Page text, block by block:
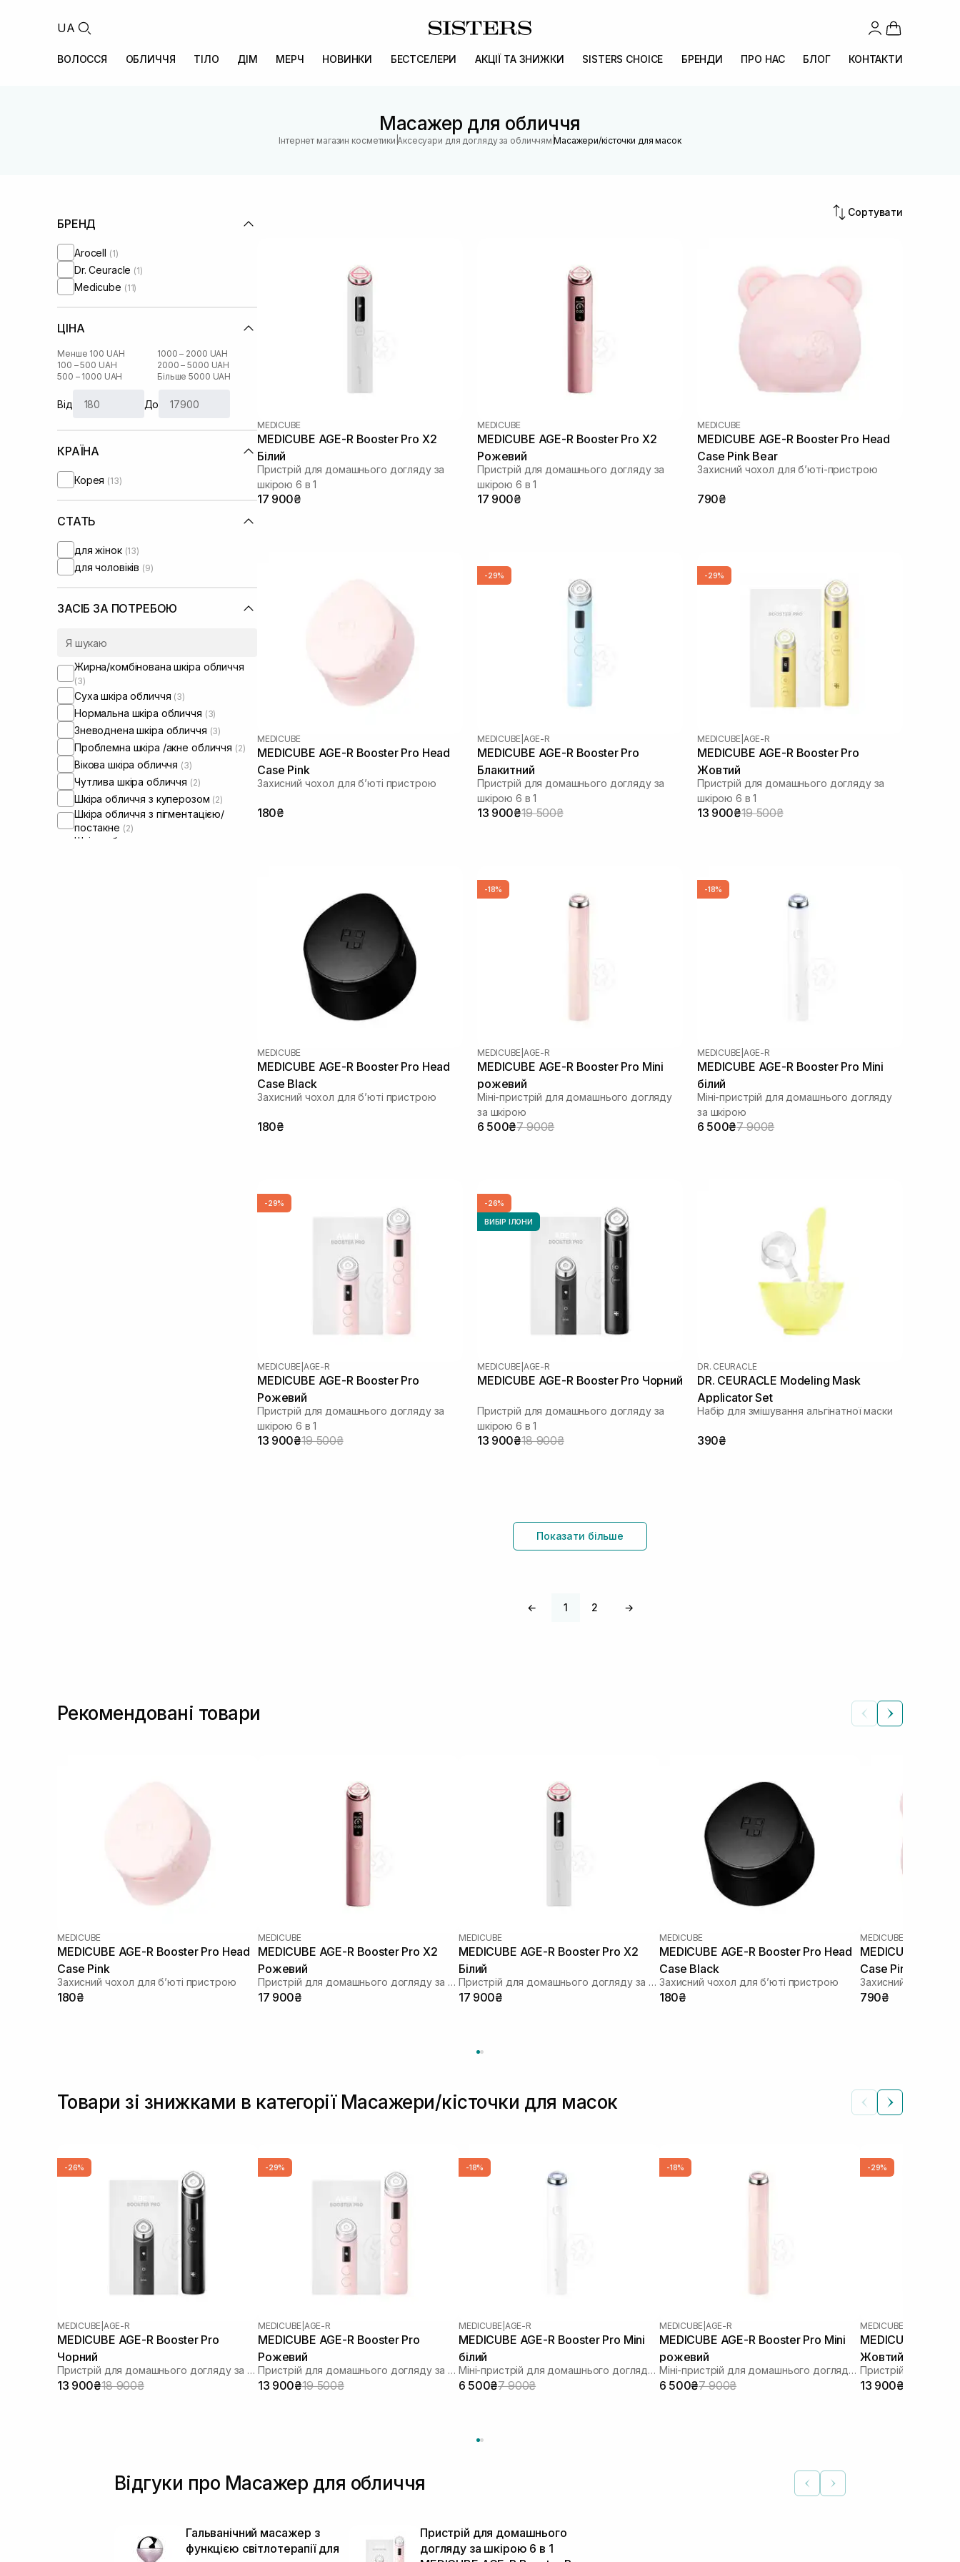
UA
ВОЛОССЯ ОБЛИЧЧЯ ТІЛО ДІМ МЕРЧ НОВИНКИ БЕСТСЕЛЕРИ АКЦІЇ ТА ЗНИЖКИ SISTERS CHOICE БРЕНДИ ПРО НАС БЛОГ КОНТАКТИ
Масажер для обличчя
Інтернет магазин косметики |Аксесуари для догляду за обличчям |Масажери/кісточки для масок
БРЕНД
Arocell (1)
Dr. Ceuracle (1)
Medicube (11)
ЦІНА
Менше 100 UAH
100 – 500 UAH
500 – 1000 UAH
1000 – 2000 UAH
2000 – 5000 UAH
Більше 5000 UAH
Від До
КРАЇНА
Корея (13)
СТАТЬ
для жінок (13)
для чоловіків (9)
ЗАСІБ ЗА ПОТРЕБОЮ
Жирна/комбінована шкіра обличчя
(3)
Суха шкіра обличчя (3)
Нормальна шкіра обличчя (3)
Зневоднена шкіра обличчя (3)
Проблемна шкіра /акне обличчя (2)
Вікова шкіра обличчя (3)
Чутлива шкіра обличчя (2)
Шкіра обличчя з куперозом (2)
Шкіра обличчя з пігментацією/
постакне (2)
Шкіра обличчя з розширеними
Сортувати
MEDICUBE
MEDICUBE AGE-R Booster Pro X2
Білий
Пристрій для домашнього догляду за
шкірою 6 в 1
17 900₴
MEDICUBE
MEDICUBE AGE-R Booster Pro X2
Рожевий
Пристрій для домашнього догляду за
шкірою 6 в 1
17 900₴
MEDICUBE
MEDICUBE AGE-R Booster Pro Head
Case Pink Bear
Захисний чохол для бʼюті-пристрою
790₴
MEDICUBE
MEDICUBE AGE-R Booster Pro Head
Case Pink
Захисний чохол для бʼюті пристрою
180₴
-29%
MEDICUBE AGE-R
MEDICUBE AGE-R Booster Pro
Блакитний
Пристрій для домашнього догляду за
шкірою 6 в 1
13 900₴19 500₴
-29%
MEDICUBE AGE-R
MEDICUBE AGE-R Booster Pro
Жовтий
Пристрій для домашнього догляду за
шкірою 6 в 1
13 900₴19 500₴
MEDICUBE
MEDICUBE AGE-R Booster Pro Head
Case Black
Захисний чохол для бʼюті пристрою
180₴
-18%
MEDICUBE AGE-R
MEDICUBE AGE-R Booster Pro Mini
рожевий
Міні-пристрій для домашнього догляду
за шкірою
6 500₴7 900₴
-18%
MEDICUBE AGE-R
MEDICUBE AGE-R Booster Pro Mini
білий
Міні-пристрій для домашнього догляду
за шкірою
6 500₴7 900₴
-29%
MEDICUBE AGE-R
MEDICUBE AGE-R Booster Pro
Рожевий
Пристрій для домашнього догляду за
шкірою 6 в 1
13 900₴19 500₴
-26%
ВИБІР ІЛОНИ
MEDICUBE AGE-R
MEDICUBE AGE-R Booster Pro Чорний
Пристрій для домашнього догляду за
шкірою 6 в 1
13 900₴18 900₴
DR. CEURACLE
DR. CEURACLE Modeling Mask
Applicator Set
Набір для змішування альгінатної маски
390₴
Показати більше
← 1 2 →
Рекомендовані товари
MEDICUBE
MEDICUBE AGE-R Booster Pro Head
Case Pink
Захисний чохол для бʼюті пристрою
180₴
MEDICUBE
MEDICUBE AGE-R Booster Pro X2
Рожевий
Пристрій для домашнього догляду за шкірою 6 в 1
17 900₴
MEDICUBE
MEDICUBE AGE-R Booster Pro X2
Білий
Пристрій для домашнього догляду за шкірою 6 в 1
17 900₴
MEDICUBE
MEDICUBE AGE-R Booster Pro Head
Case Black
Захисний чохол для бʼюті пристрою
180₴
MEDICUBE
MEDICUBE AGE-
Case Pink Bear
Захисний чохол
790₴
Товари зі знижками в категорії Масажери/кісточки для масок
-26%
MEDICUBE AGE-R
MEDICUBE AGE-R Booster Pro
Чорний
Пристрій для домашнього догляду за шкірою 6 в 1
13 900₴18 900₴
-29%
MEDICUBE AGE-R
MEDICUBE AGE-R Booster Pro
Рожевий
Пристрій для домашнього догляду за шкірою 6 в 1
13 900₴19 500₴
-18%
MEDICUBE AGE-R
MEDICUBE AGE-R Booster Pro Mini
білий
Міні-пристрій для домашнього догляду за шкірою
6 500₴7 900₴
-18%
MEDICUBE AGE-R
MEDICUBE AGE-R Booster Pro Mini
рожевий
Міні-пристрій для домашнього догляду за шкірою
6 500₴7 900₴
-29%
MEDICUBE
MEDICUBE AGE-
Жовтий
13 900₴
Відгуки про Масажер для обличчя
Гальванічний масажер з
функцією світлотерапії для
Пристрій для домашнього
догляду за шкірою 6 в 1